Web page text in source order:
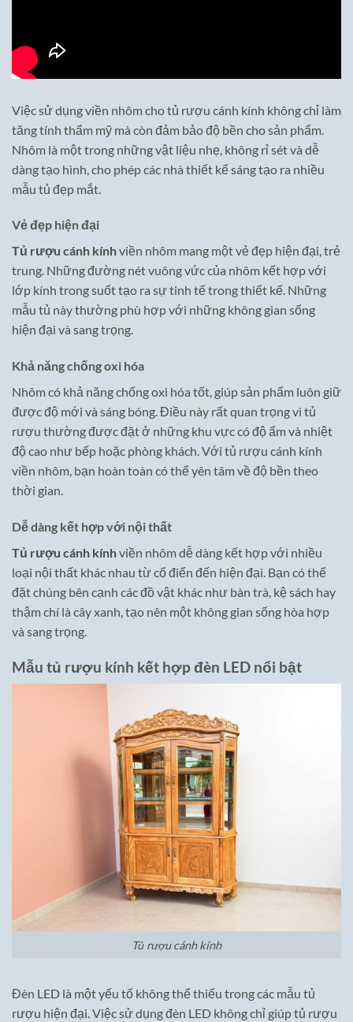
Việc sử dụng viền nhôm cho tủ rượu cánh kính không chỉ làm
tăng tính thẩm mỹ mà còn đảm bảo độ bền cho sản phẩm.
Nhôm là một trong những vật liệu nhẹ, không rỉ sét và dễ
dàng tạo hình, cho phép các nhà thiết kế sáng tạo ra nhiều
mẫu tủ đẹp mắt.
Vẻ đẹp hiện đại
Tủ rượu cánh kínhviền nhôm mang một vẻ đẹp hiện đại, trẻ
trung. Những đường nét vuông vức của nhôm kết hợp với
lớp kính trong suốt tạo ra sự tinh tế trong thiết kế. Những
mẫu tủ này thường phù hợp với những không gian sống
hiện đại và sang trọng.
Khả năng chống oxi hóa
Nhôm có khả năng chống oxi hóa tốt, giúp sản phẩm luôn giữ
được độ mới và sáng bóng. Điều này rất quan trọng vì tủ
rượu thường được đặt ở những khu vực có độ ẩm và nhiệt
độ cao như bếp hoặc phòng khách. Với tủ rượu cánh kính
viền nhôm, bạn hoàn toàn có thể yên tâm về độ bền theo
thời gian.
Dễ dàng kết hợp với nội thất
Tủ rượu cánh kínhviền nhôm dễ dàng kết hợp với nhiều
loại nội thất khác nhau từ cổ điển đến hiện đại. Bạn có thể
đặt chúng bên cạnh các đồ vật khác như bàn trà, kệ sách hay
thậm chí là cây xanh, tạo nên một không gian sống hòa hợp
và sang trọng.
Mẫu tủ rượu kính kết hợp đèn LED nổi bật
Tủ rượu cánh kính
Đèn LED là một yếu tố không thể thiếu trong các mẫu tủ
rượu hiện đại. Việc sử dụng đèn LED không chỉ giúp tủ rượu